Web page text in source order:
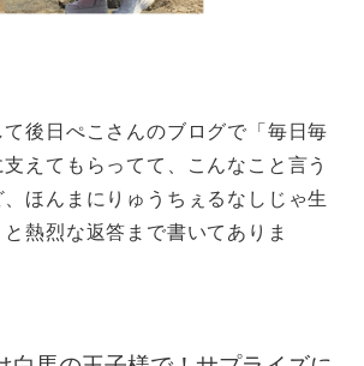
後日ぺこさんのブログで「毎日毎
えてもらってて、こんなこと言う
ほんまにりゅうちぇるなしじゃ生
熱烈な返答まで書いてありま